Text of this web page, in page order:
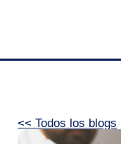
<< Todos los blogs